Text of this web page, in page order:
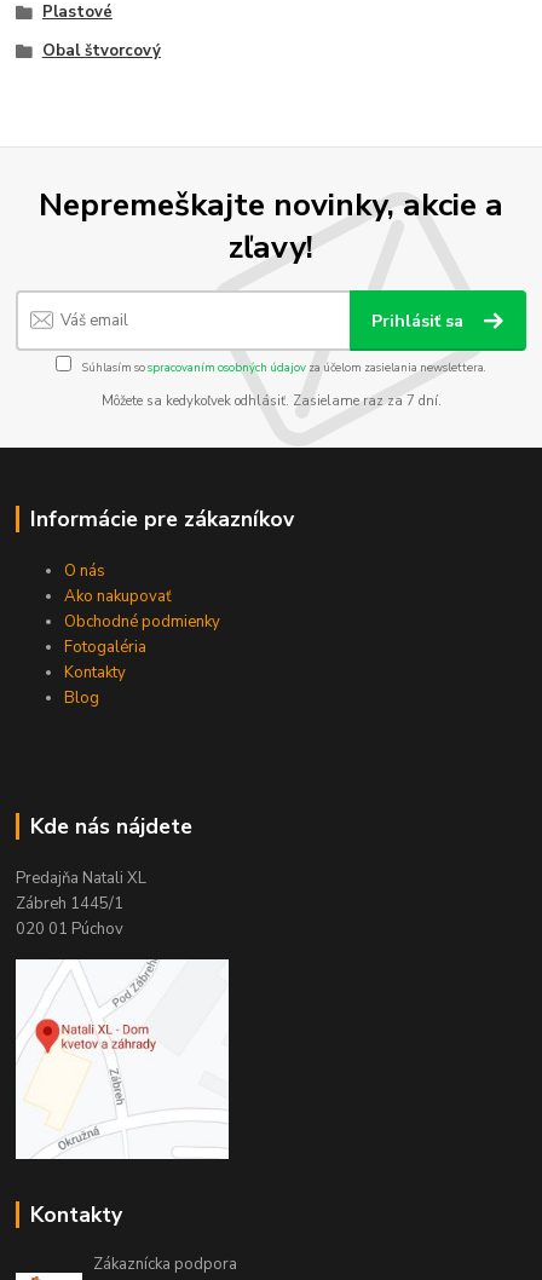
Plastové
Obal štvorcový
Nepremeškajte novinky, akcie a
zľavy!
Prihlásiť sa
Súhlasím sospracovaním osobných údajov za účelom zasielania newslettera.
Môžete sa kedykoľvek odhlásiť. Zasielame raz za 7 dní.
Informácie pre zákazníkov
O nás
Ako nakupovať
Obchodné podmienky
Fotogaléria
Kontakty
Blog
Kde nás nájdete
Predajňa Natali XL
Zábreh 1445/1
020 01 Púchov
Kontakty
Zákaznícka podpora